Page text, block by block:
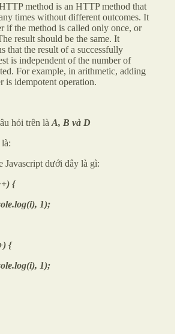
method is an HTTP method that
times without different outcomes. It
if the method is called only once, or
result should be the same. It
that the result of a successfully
is independent of the number of
For example, in arithmetic, adding
is idempotent operation.
hỏi trên là A, B và D
Javascript dưới đây là gì:
{
1);
{
1);